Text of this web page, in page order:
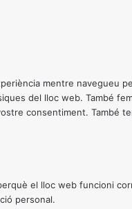
mentre navegueu
del lloc web. També
consentiment.
el lloc web funcioni
personal.